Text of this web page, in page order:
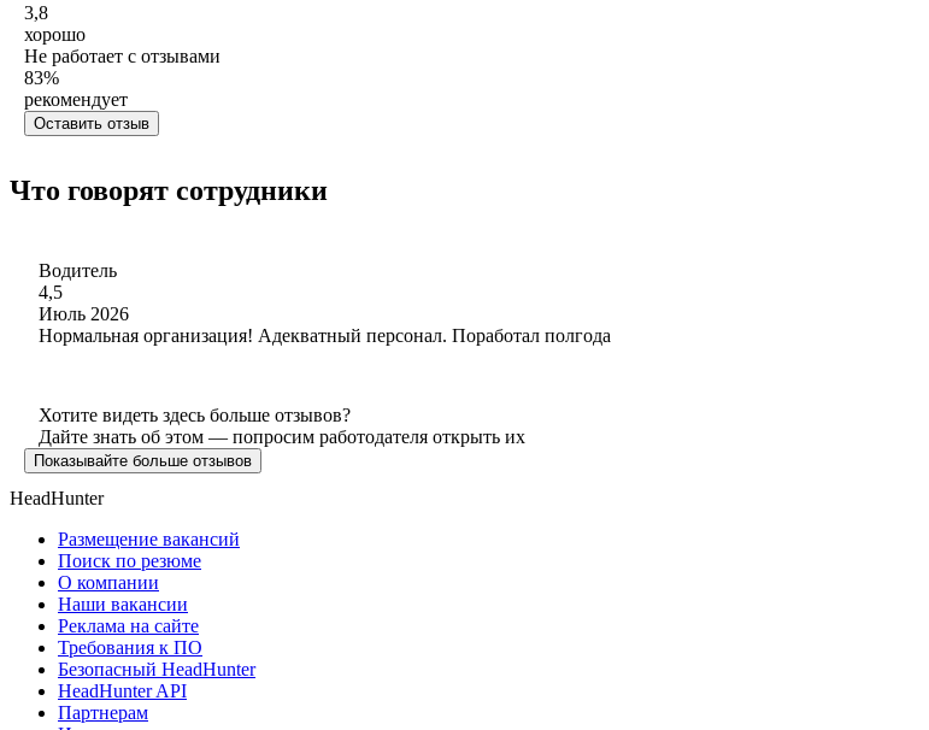
3,8
хорошо
Не работает с отзывами
83%
рекомендует
Оставить отзыв
Что говорят сотрудники
Водитель
4,5
Июль 2026
Нормальная организация! Адекватный персонал. Поработал полгода
Хотите видеть здесь больше отзывов?
Дайте знать об этом — попросим работодателя открыть их
Показывайте больше отзывов
HeadHunter
Размещение вакансий
Поиск по резюме
О компании
Наши вакансии
Реклама на сайте
Требования к ПО
Безопасный HeadHunter
HeadHunter API
Партнерам